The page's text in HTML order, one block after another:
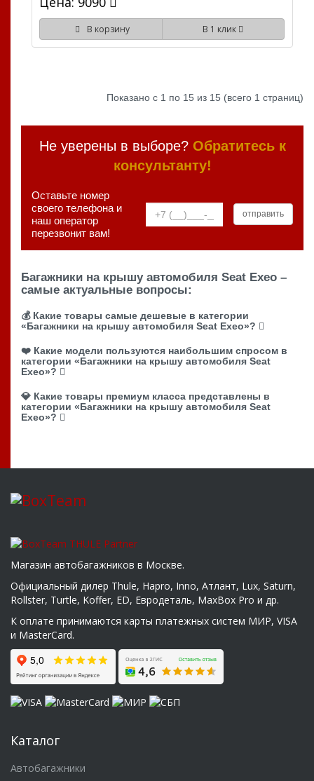
В корзину В 1 клик
Показано с 1 по 15 из 15 (всего 1 страниц)
Не уверены в выборе? Обратитесь к
консультанту!
Оставьте номер
своего телефона и
наш оператор
перезвонит вам!
Багажники на крышу автомобиля Seat Exeo –
самые актуальные вопросы:
💰 Какие товары самые дешевые в категории
«Багажники на крышу автомобиля Seat Exeo»?
❤️ Какие модели пользуются наибольшим спросом в
категории «Багажники на крышу автомобиля Seat
Exeo»?
💎 Какие товары премиум класса представлены в
категории «Багажники на крышу автомобиля Seat
Exeo»?
Магазин автобагажников в Москве.
Официальный дилер Thule, Hapro, Inno, Атлант, Lux, Saturn,
Rollster, Turtle, Koffer, ED, Евродеталь, MaxBox Pro и др.
К оплате принимаются карты платежных систем МИР, VISA
и MasterCard.
Каталог
Автобагажники